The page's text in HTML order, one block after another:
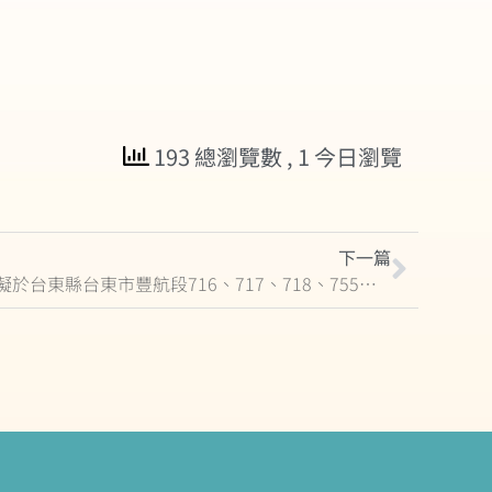
193 總瀏覽數, 1 今日瀏覽
下一篇
(轉知)「碩明綠能股份有限公司擬於台東縣台東市豐航段716、717、718、755地號(國立臺灣大學附屬特殊教育學校)設置地面型太陽光電發電設備(停車場、風雨走廊)」，特此協助公告周知